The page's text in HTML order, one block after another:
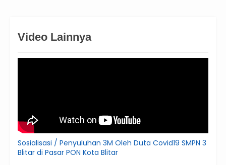
Video Lainnya
Sosialisasi / Penyuluhan 3M Oleh Duta Covid19 SMPN 3
Blitar di Pasar PON Kota Blitar